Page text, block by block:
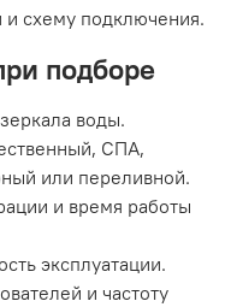
и схему подключения.
подборе
воды.
СПА,
или переливной.
и время работы
эксплуатации.
и частоту